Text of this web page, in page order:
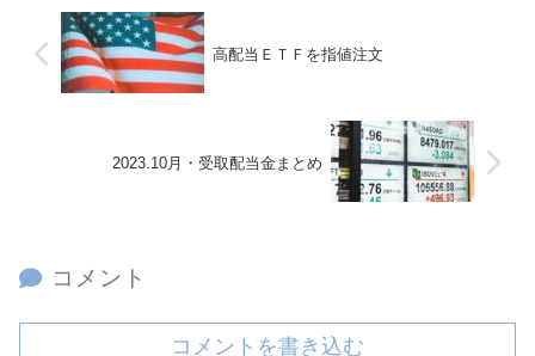
高配当ＥＴＦを指値注文
2023.10月・受取配当金まとめ
コメント
コメントを書き込む